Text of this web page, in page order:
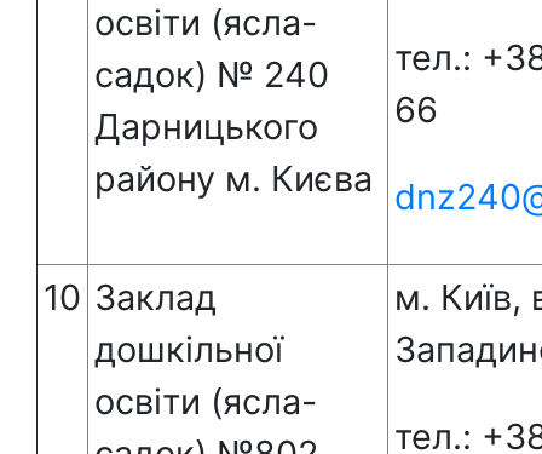
освіти (ясла-
садок) № 240
Дарницького
району м. Києва
тел.:
66
10 Заклад
дошкільної
освіти (ясла-
м. Київ,
тел.: